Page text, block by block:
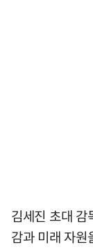
김세진 초대 감
감과 미래 자원